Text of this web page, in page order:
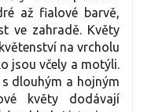
až fialové barvě,
ve zahradě. Květy
na vrcholu
jsou včely a motýli.
dlouhým a hojným
květy dodávají